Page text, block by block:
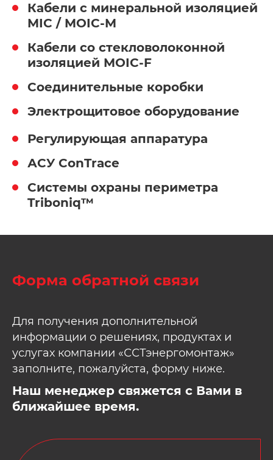
Кабели с минеральной изоляцией
MIC / MOIC-M
Кабели со стекловолоконной
изоляцией MOIC-F
Соединительные коробки
Электрощитовое оборудование
Регулирующая аппаратура
АСУ ConTrace
Системы охраны периметра
Triboniq™
Форма обратной связи
Для получения дополнительной
информации о решениях, продуктах и
услугах компании «ССТэнергомонтаж»
заполните, пожалуйста, форму ниже.
Наш менеджер свяжется с Вами в
ближайшее время.